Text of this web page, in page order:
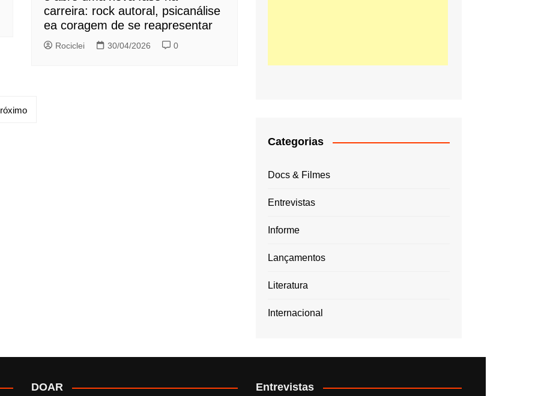
carreira: rock autoral, psicanálise
ea coragem de se reapresentar
Rociclei 30/04/2026 0
Categorias
Docs & Filmes
Entrevistas
Informe
Lançamentos
Literatura
Internacional
DOAR Entrevistas